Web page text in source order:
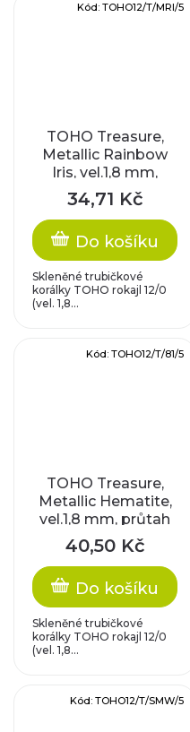
TOHO Treasure,
Metallic Rainbow
Iris, vel.1,8 mm,
průtah 0,9 mm
34,71 Kč
Do košíku
Skleněné trubičkové
korálky TOHO rokajl 12/0
(vel. 1,8...
Kód: TOHO12/T/MRI/5
TOHO Treasure,
Metallic Hematite,
vel.1,8 mm, průtah
0,9 mm
40,50 Kč
Do košíku
Skleněné trubičkové
korálky TOHO rokajl 12/0
(vel. 1,8...
Kód: TOHO12/T/81/5
Kód: TOHO12/T/SMW/5